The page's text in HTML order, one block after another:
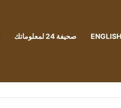
ENGLISH صحيفة 24 لمعلوماتك